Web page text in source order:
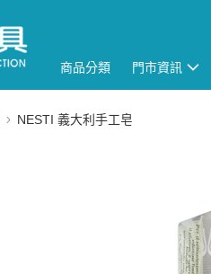
商品分類 門市資訊
NESTI 義大利手工皂